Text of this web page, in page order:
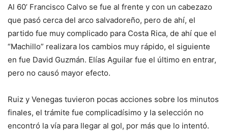
Al 60’ Francisco Calvo se fue al frente y con un cabezazo
que pasó cerca del arco salvadoreño, pero de ahí, el
partido fue muy complicado para Costa Rica, de ahí que el
“Machillo” realizara los cambios muy rápido, el siguiente
en fue David Guzmán. Elías Aguilar fue el último en entrar,
pero no causó mayor efecto.
Ruiz y Venegas tuvieron pocas acciones sobre los minutos
finales, el trámite fue complicadísimo y la selección no
encontró la vía para llegar al gol, por más que lo intentó.